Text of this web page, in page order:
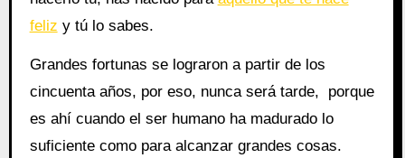
feliz y tú lo sabes.
Grandes fortunas se lograron a partir de los
cincuenta años, por eso, nunca será tarde, porque
es ahí cuando el ser humano ha madurado lo
suficiente como para alcanzar grandes cosas.